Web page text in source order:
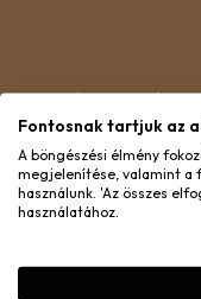
Gyakori kérdések
Kiszállítás
Fontosnak tartjuk az
A böngészési élmény
megjelenítése, valamint a
használunk. 'Az összes
használatához.